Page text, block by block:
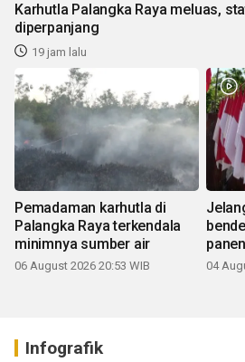
Karhutla Palangka Raya meluas,
diperpanjang
19 jam lalu
Pemadaman karhutla di
Palangka Raya terkendala
minimnya sumber air
06 August 2026 20:53 WIB 04
Infografik